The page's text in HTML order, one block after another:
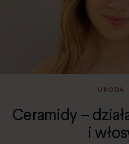
URODA
Ceramidy –
i